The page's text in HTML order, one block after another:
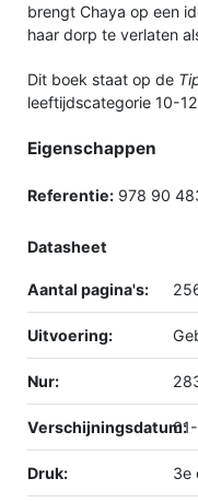
brengt Chaya op een
haar dorp te verlaten
Dit boek staat op de
leeftijdscategorie 10-
Eigenschappen
Referentie: 978 90
Datasheet
Aantal pagina's:
Uitvoering:
Nur:
Verschijningsdatum:
Druk: 3e